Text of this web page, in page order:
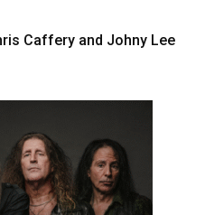
Caffery and Johny Lee